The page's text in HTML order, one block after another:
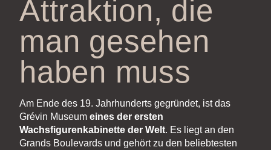
Attraktion, die
man gesehen
haben muss
Am Ende des 19. Jahrhunderts gegründet, ist das
Grévin Museum eines der ersten
Wachsfigurenkabinette der Welt. Es liegt an den
Grands Boulevards und gehört zu den beliebtesten